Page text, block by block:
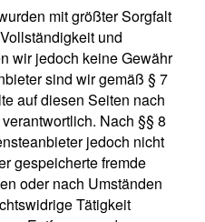
mit größter Sorgfalt
und
wir jedoch keine Gewähr
sind wir gemäß § 7
auf diesen Seiten nach
Nach §§ 8
jedoch nicht
gespeicherte fremde
oder nach Umständen
Tätigkeit